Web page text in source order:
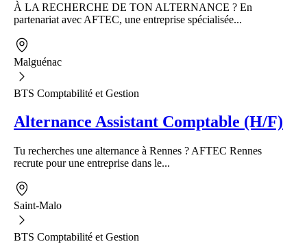
À LA RECHERCHE DE TON ALTERNANCE ? En
partenariat avec AFTEC, une entreprise spécialisée...
Malguénac
BTS Comptabilité et Gestion
Alternance Assistant Comptable (H/F)
Tu recherches une alternance à Rennes ? AFTEC Rennes
recrute pour une entreprise dans le...
Saint-Malo
BTS Comptabilité et Gestion